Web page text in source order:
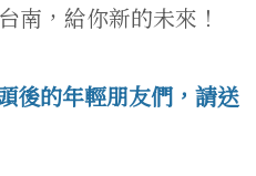
南，給你新的未來！
後的年輕朋友們，請送